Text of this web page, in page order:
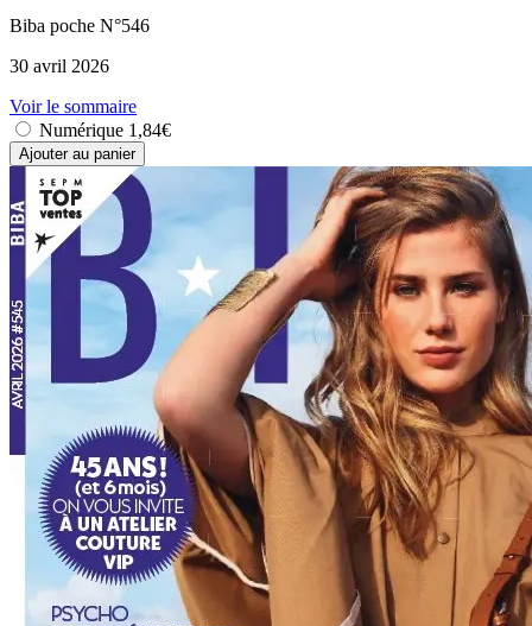
Biba poche N°546
30 avril 2026
Voir le sommaire
Numérique 1,84€